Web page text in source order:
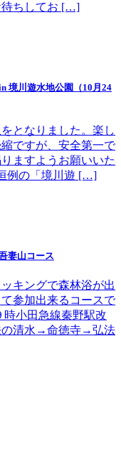
待ちしてお […]
境川遊水地公園（10月24
となりました。楽し
ですが、安全第一で
ますようお願いいた
例の「境川遊 […]
妻山コース
キングで森林浴が出
参加出来るコースで
小田急線秦野駅改
清水→命徳寺→弘法